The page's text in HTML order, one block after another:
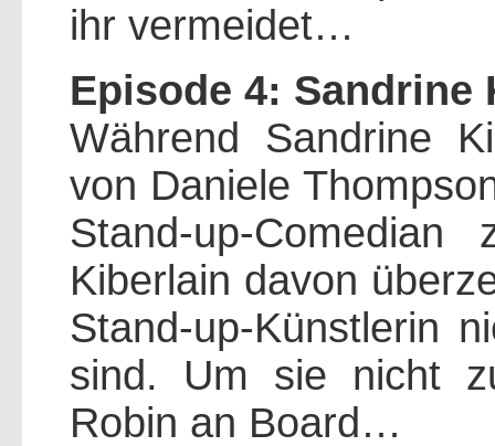
ihr vermeidet…
Episode 4: Sandrine
Während Sandrine
von Daniele
Stand-up-
Kiberlain davon
Stand-up-Künstlerin
sind. Um sie nicht
Robin an Board…